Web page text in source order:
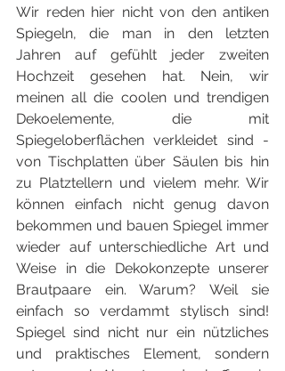
Wir reden hier nicht von den antiken
Spiegeln, die man in den letzten
Jahren auf gefühlt jeder zweiten
Hochzeit gesehen hat. Nein, wir
meinen all die coolen und trendigen
Dekoelemente, die mit
Spiegeloberflächen verkleidet sind -
von Tischplatten über Säulen bis hin
zu Platztellern und vielem mehr. Wir
können einfach nicht genug davon
bekommen und bauen Spiegel immer
wieder auf unterschiedliche Art und
Weise in die Dekokonzepte unserer
Brautpaare ein. Warum? Weil sie
einfach so verdammt stylisch sind!
Spiegel sind nicht nur ein nützliches
und praktisches Element, sondern